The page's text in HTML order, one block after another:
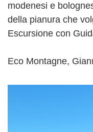
modenesi e
della pianura che
Escursione con
Eco Montagne,